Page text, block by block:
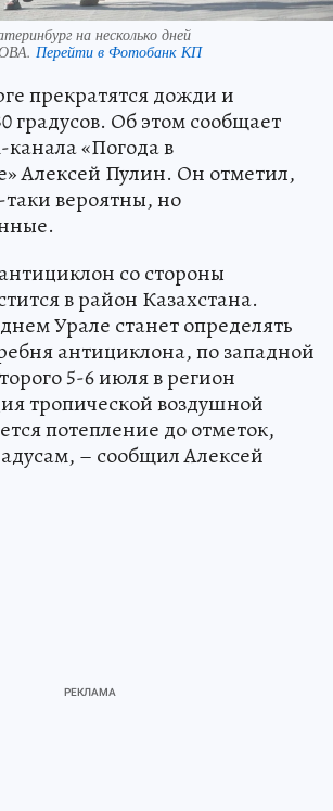
на несколько дней
Перейти в Фотобанк КП
прекратятся дожди и
градусов. Об этом сообщает
канала «Погода в
Алексей Пулин. Он отметил,
вероятны, но
со стороны
в район Казахстана.
Урале станет определять
антициклона, по западной
5-6 июля в регион
тропической воздушной
потепление до отметок,
– сообщил Алексей